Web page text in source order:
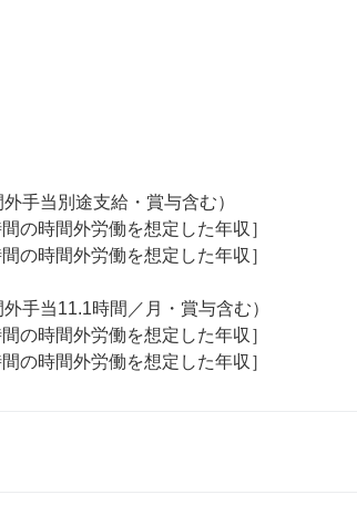
手当別途支給・賞与含む）
の時間外労働を想定した年収］
の時間外労働を想定した年収］
手当11.1時間／月・賞与含む）
の時間外労働を想定した年収］
の時間外労働を想定した年収］